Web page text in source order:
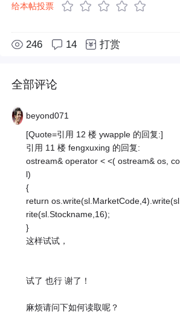
给本帖投票
246 14 打赏
全部评论
beyond071
[Quote=引用 12 楼 ywapple 的回复:]
引用 11 楼 fengxuxing 的回复:
ostream& operator < <( ostream& os,
l)
{
return
rite(sl.Stockname,16);
}
这样试试，
试了 也行 谢了！
麻烦请问下如何读取呢？